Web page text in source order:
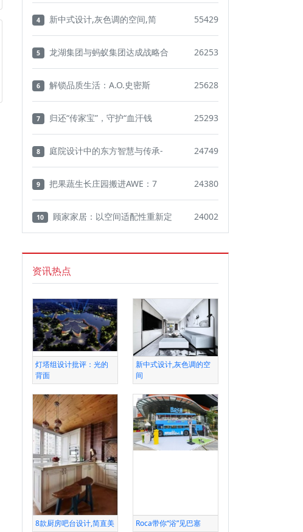
4 新中式设计,灰色调的空间,简 55429
5 龙湖集团与蚂蚁集团达成战略合 26253
6 解锁品质生活：A.O.史密斯 25628
7 归还“传家宝”，守护“血汗钱 25293
8 庭院设计中的东方智慧与传承- 24749
9 把果蔬生长庄园搬进AWE：7 24380
10 顾家家居：以空间适配性重新定 24002
资讯热点
灯塔组设计批评：光的
背面
新中式设计,灰色调的空
间
8款厨房吧台设计,简直美 Roca带你“浴”见巴塞